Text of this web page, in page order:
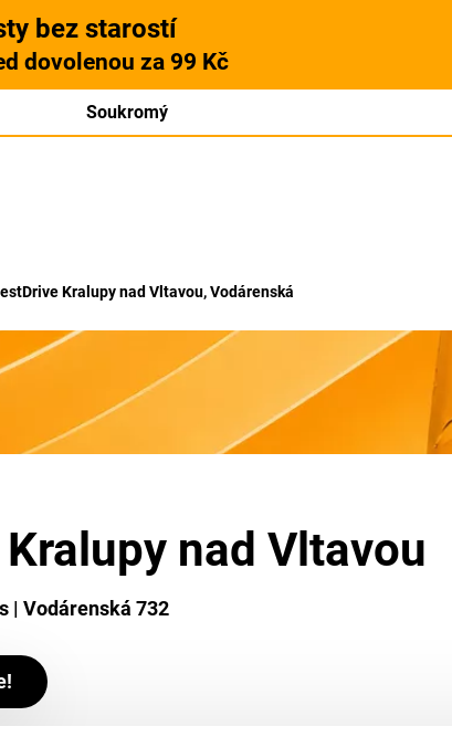
bez starostí
dovolenou za 99 Kč
Soukromý
Kralupy nad Vltavou, Vodárenská
nad Vltavou
| Vodárenská 732